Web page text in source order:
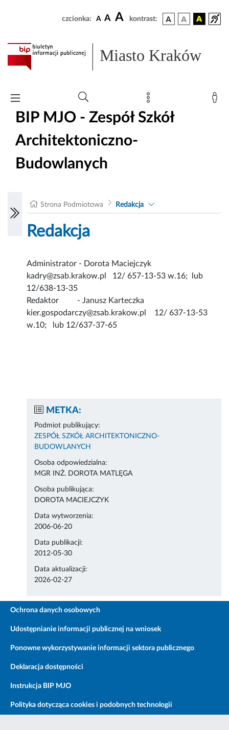
czcionka: A A A kontrast:
Miasto Kraków
BIP MJO - Zespół Szkół
Architektoniczno-
Budowlanych
Strona Podmiotowa Redakcja
Redakcja
Administrator - Dorota Maciejczyk
kadry@zsab.krakow.pl 12/ 657-13-53 w.16; lub
12/638-13-35
Redaktor - Janusz Karteczka
kier.gospodarczy@zsab.krakow.pl 12/ 637-13-53
w.10; lub 12/637-37-65
METKA:
Podmiot publikujący:
ZESPÓŁ SZKÓŁ ARCHITEKTONICZNO-
BUDOWLANYCH
Osoba odpowiedzialna:
MGR INŻ. DOROTA MATLĘGA
Osoba publikująca:
DOROTA MACIEJCZYK
Data wytworzenia:
2006-06-20
Data publikacji:
2012-05-30
Data aktualizacji:
2026-02-27
Ochrona danych osobowych
Udostępnianie informacji publicznej na wniosek
Ponowne wykorzystywanie informacji sektora publicznego
Deklaracja dostępności
Instrukcja BIP MJO
Polityka dotycząca cookies i podobnych technologii